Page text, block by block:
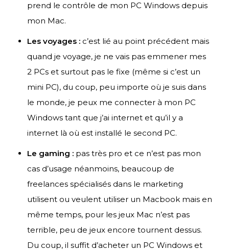
prend le contrôle de mon PC Windows depuis
mon Mac.
Les voyages : c’est lié au point précédent mais
quand je voyage, je ne vais pas emmener mes
2 PCs et surtout pas le fixe (même si c’est un
mini PC), du coup, peu importe où je suis dans
le monde, je peux me connecter à mon PC
Windows tant que j’ai internet et qu’il y a
internet là où est installé le second PC.
Le gaming : pas très pro et ce n’est pas mon
cas d’usage néanmoins, beaucoup de
freelances spécialisés dans le marketing
utilisent ou veulent utiliser un Macbook mais en
même temps, pour les jeux Mac n’est pas
terrible, peu de jeux encore tournent dessus.
Du coup, il suffit d’acheter un PC Windows et